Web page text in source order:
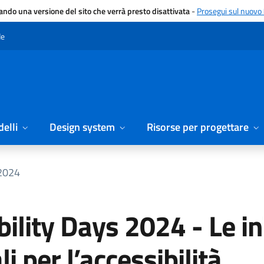
una versione del sito che verrà presto disattivata-Prosegui sul
Design system Risorse per progettare
Days 2024 - Le